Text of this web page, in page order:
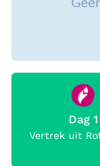
Dag 1
Vertrek uit